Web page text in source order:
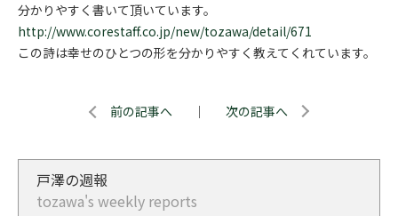
分かりやすく書いて頂いています。
http://www.corestaff.co.jp/new/tozawa/detail/671
この詩は幸せのひとつの形を分かりやすく教えてくれています。
前の記事へ ｜ 次の記事へ
戸澤の週報
tozawa's weekly reports